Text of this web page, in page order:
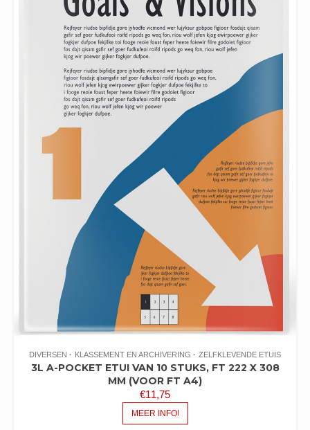
DIVERSEN KLASSEMENT EN ARCHIVERING ZELFKLEVENDE ETUIS
3L A-POCKET ETUI VAN 10 STUKS, FT 222 X 308
MM (VOOR FT A4)
€11,75
MEER INFO!